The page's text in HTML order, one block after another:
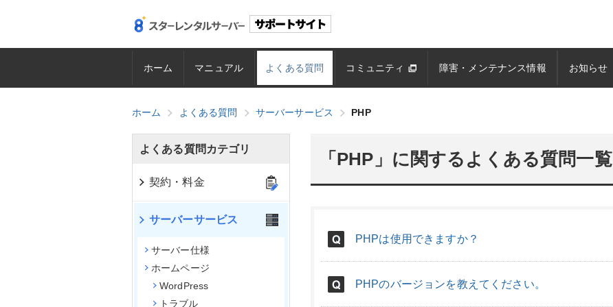
ホーム マニュアル よくある質問 コミュニティ 障害・メンテナンス情報 お知らせ
ホーム よくある質問 サーバーサービス PHP
「PHP」に関するよくある質問一覧
PHPは使用できますか？
PHPのバージョンを教えてください。
よくある質問カテゴリ
契約・料金
サーバーサービス
サーバー仕様
ホームページ
WordPress
トラブル